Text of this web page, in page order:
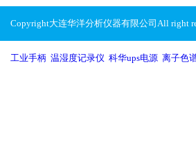
Copyright大连华洋分析仪器有限公司All right
工业手柄 温湿度记录仪 科华ups电源 离子色